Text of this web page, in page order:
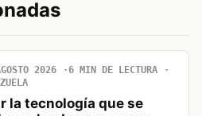
2026
6 MIN DE LECTURA
la tecnología que se